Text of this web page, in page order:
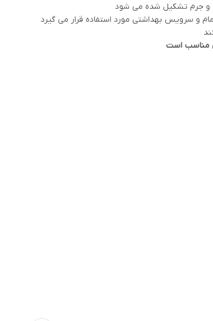
و جرم تشکیل شده می شود
و سرویس بهداشتی مورد استفاده قرار می گیرد
مناسب است